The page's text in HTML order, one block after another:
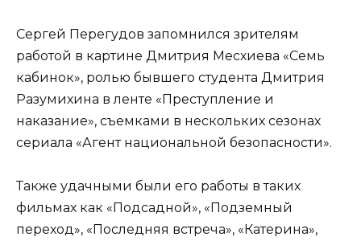
Сергей Перегудов запомнился зрителям
работой в картине Дмитрия Месхиева «Семь
кабинок», ролью бывшего студента Дмитрия
Разумихина в ленте «Преступление и
наказание», съемками в нескольких сезонах
сериала «Агент национальной безопасности».
Также удачными были его работы в таких
фильмах как «Подсадной», «Подземный
переход», «Последняя встреча», «Катерина»,